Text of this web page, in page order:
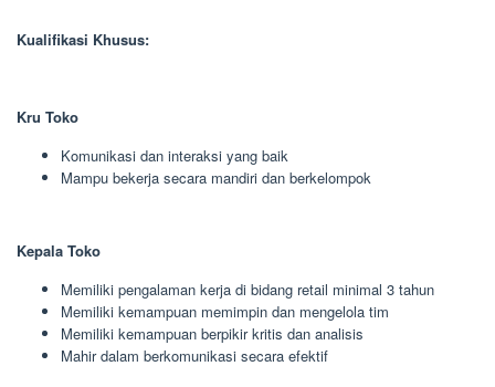
Kualifikasi Khusus:
Kru Toko
Komunikasi dan interaksi yang baik
Mampu bekerja secara mandiri dan berkelompok
Kepala Toko
Memiliki pengalaman kerja di bidang retail minimal 3 tahun
Memiliki kemampuan memimpin dan mengelola tim
Memiliki kemampuan berpikir kritis dan analisis
Mahir dalam berkomunikasi secara efektif